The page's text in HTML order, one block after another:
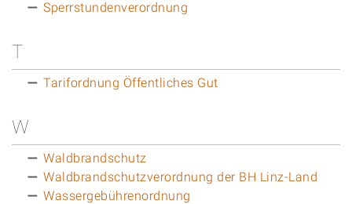
Sperrstundenverordnung
T
Tarifordnung Öffentliches Gut
W
Waldbrandschutz
Waldbrandschutzverordnung der BH Linz-Land
Wassergebührenordnung